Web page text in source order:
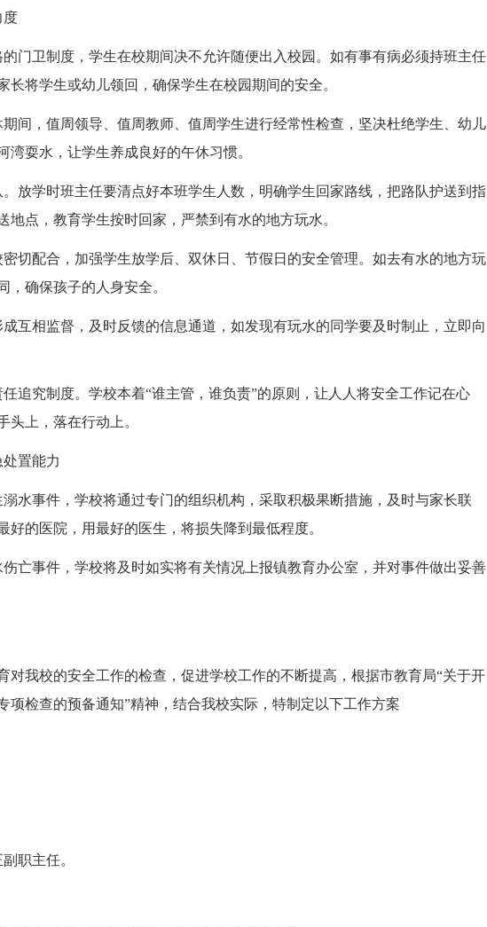
度
的门卫制度，学生在校期间决不允许随便出入校园。如有事有病必须持班主任
长将学生或幼儿领回，确保学生在校园期间的安全。
期间，值周领导、值周教师、值周学生进行经常性检查，坚决杜绝学生、幼儿
湾耍水，让学生养成良好的午休习惯。
。放学时班主任要清点好本班学生人数，明确学生回家路线，把路队护送到指
地点，教育学生按时回家，严禁到有水的地方玩水。
密切配合，加强学生放学后、双休日、节假日的安全管理。如去有水的地方玩
，确保孩子的人身安全。
成互相监督，及时反馈的信息通道，如发现有玩水的同学要及时制止，立即向
任追究制度。学校本着“谁主管，谁负责”的原则，让人人将安全工作记在心
头上，落在行动上。
置能力
溺水事件，学校将通过专门的组织机构，采取积极果断措施，及时与家长联
好的医院，用最好的医生，将损失降到最低程度。
伤亡事件，学校将及时如实将有关情况上报镇教育办公室，并对事件做出妥善
对我校的安全工作的检查，促进学校工作的不断提高，根据市教育局“关于开
项检查的预备通知”精神，结合我校实际，特制定以下工作方案
职主任。